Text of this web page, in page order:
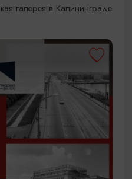
галерея в Калининграде